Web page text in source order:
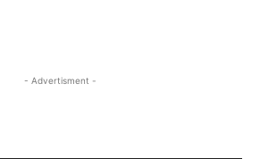
- Advertisment -